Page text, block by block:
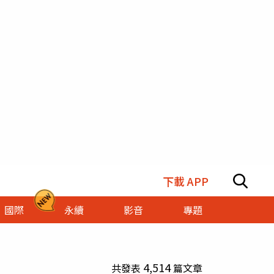
下載 APP
國際 永續 影音
專題
共發表 4,514篇文章